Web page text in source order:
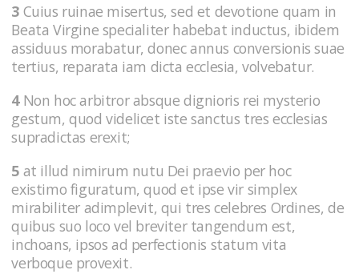
3 Cuius ruinae misertus, sed et devotione quam in
Beata Virgine specialiter habebat inductus, ibidem
assiduus morabatur, donec annus conversionis suae
tertius, reparata iam dicta ecclesia, volvebatur.
4Non hoc arbitror absque dignioris rei mysterio
gestum, quod videlicet iste sanctus tres ecclesias
supradictas erexit;
5 at illud nimirum nutu Dei praevio per hoc
existimo figuratum, quod et ipse vir simplex
mirabiliter adimplevit, qui tres celebres Ordines, de
quibus suo loco vel breviter tangendum est,
inchoans, ipsos ad perfectionis statum vita
verboque provexit.